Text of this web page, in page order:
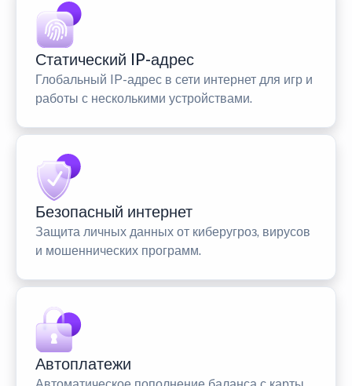
Статический IP-адрес
Глобальный IP-адрес в сети интернет для игр и
работы с несколькими устройствами.
Безопасный интернет
Защита личных данных от киберугроз, вирусов
и мошеннических программ.
Автоплатежи